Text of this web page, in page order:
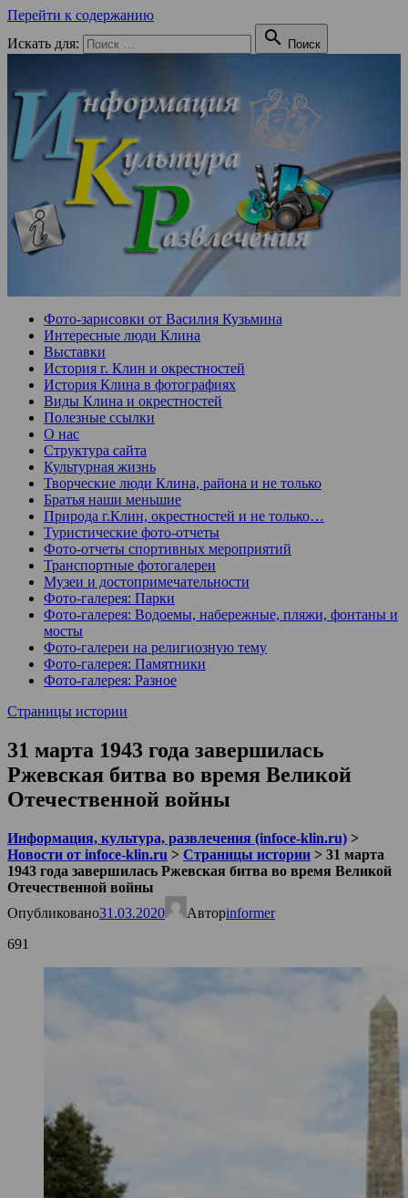
Перейти к содержанию
Искать для:
 Поиск
Фото-зарисовки от Василия Кузьмина
Интересные люди Клина
Выставки
История г. Клин и окрестностей
История Клина в фотографиях
Виды Клина и окрестностей
Полезные ссылки
О нас
Структура сайта
Культурная жизнь
Творческие люди Клина, района и не только
Братья наши меньшие
Природа г.Клин, окрестностей и не только…
Туристические фото-отчеты
Фото-отчеты спортивных мероприятий
Транспортные фотогалереи
Музеи и достопримечательности
Фото-галерея: Парки
Фото-галерея: Водоемы, набережные, пляжи, фонтаны и
мосты
Фото-галереи на религиозную тему
Фото-галерея: Памятники
Фото-галерея: Разное
Страницы истории
31 марта 1943 года завершилась
Ржевская битва во время Великой
Отечественной войны
Информация, культура, развлечения (infoce-klin.ru) >
Новости от infoce-klin.ru > Страницы истории > 31 марта
1943 года завершилась Ржевская битва во время Великой
Отечественной войны
Опубликовано31.03.2020 Авторinformer
691